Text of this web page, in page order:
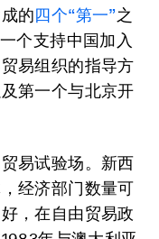
的四个“第一”之
个支持中国加入
易组织的指导方
第一个与北京开
易试验场。新西
经济部门数量可
，在自由贸易政